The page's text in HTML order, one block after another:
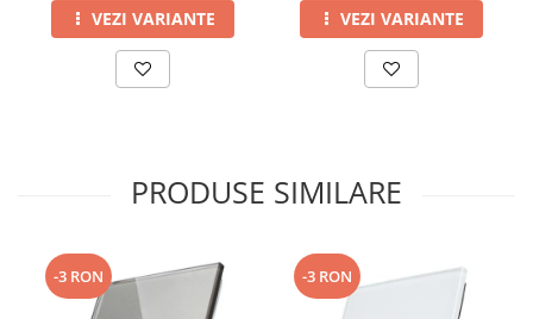
VEZI VARIANTE VEZI VARIANTE
PRODUSE SIMILARE
-3 RON -3 RON